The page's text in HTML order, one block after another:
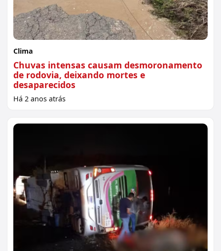
Clima
Chuvas intensas causam desmoronamento
de rodovia, deixando mortes e
desaparecidos
Há 2 anos atrás